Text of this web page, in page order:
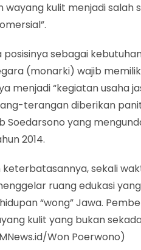
wayang kulit menjadi salah
sebagai
(monarki) wajib
“kegiatan usaha
terangan diberikan
Soedarsono yang
2014.
keterbatasannya, sekali
ruang edukasi
“wong” Jawa.
kulit yang bukan
Won Poerwono)